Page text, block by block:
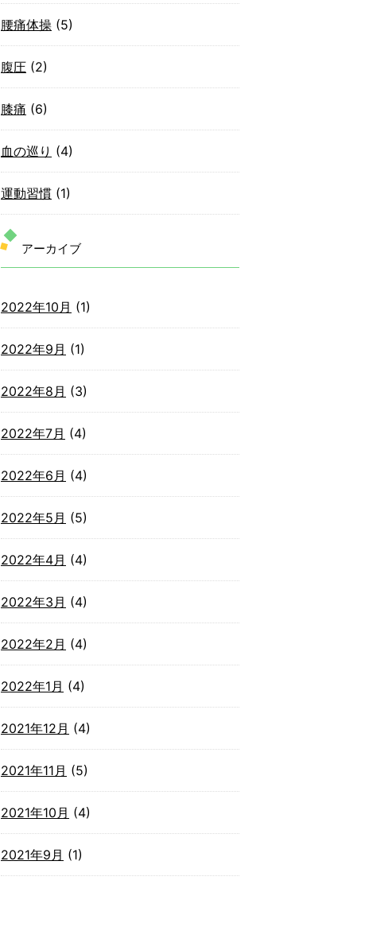
腰痛体操 (5)
腹圧 (2)
膝痛 (6)
血の巡り (4)
運動習慣 (1)
アーカイブ
2022年10月 (1)
2022年9月 (1)
2022年8月 (3)
2022年7月 (4)
2022年6月 (4)
2022年5月 (5)
2022年4月 (4)
2022年3月 (4)
2022年2月 (4)
2022年1月 (4)
2021年12月 (4)
2021年11月 (5)
2021年10月 (4)
2021年9月 (1)